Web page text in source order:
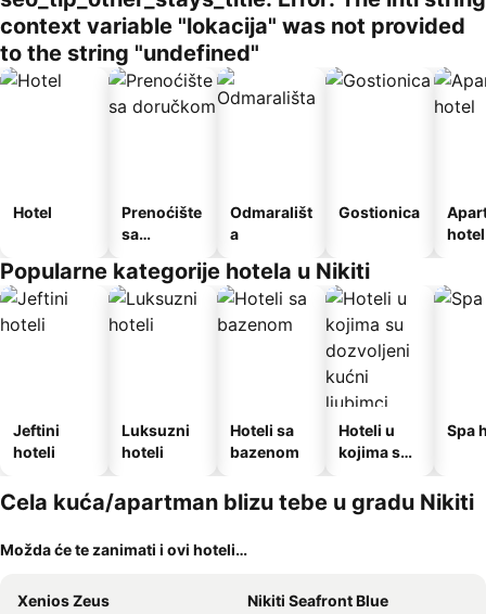
context variable "lokacija" was not provided
to the string "undefined"
Hotel
Prenoćište
sa
Odmarališt
a
Gostionica
hotel
Popularne kategorije hotela u Nikiti
Jeftini
hoteli
Luksuzni
hoteli
Hoteli sa
bazenom
Hoteli u
kojima su
kućni
ljubimci
Spa
Cela kuća/apartman blizu tebe u gradu Nikiti
Možda će te zanimati i ovi hoteli…
Xenios Zeus
Nikiti Seafront Blue